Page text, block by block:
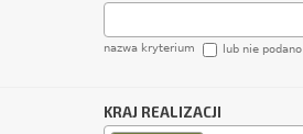
nazwa kryterium lub nie podano
KRAJ REALIZACJI